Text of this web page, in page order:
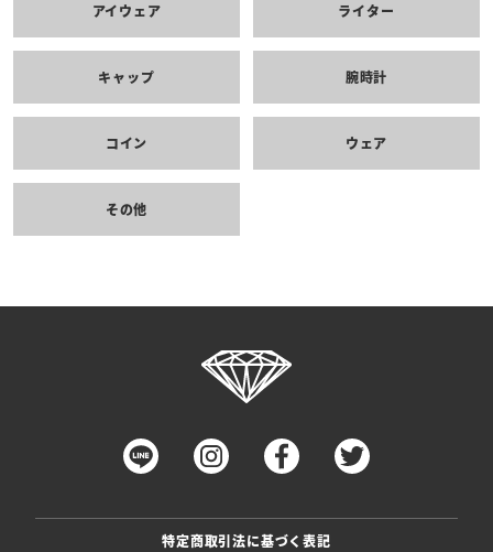
アイウェア ライター
キャップ 腕時計
コイン ウェア
その他
特定商取引法に基づく表記